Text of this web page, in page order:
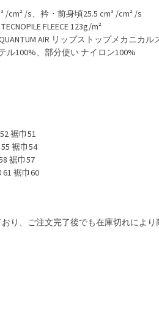
/cm² /s、衿・前身頃25.5 cm³ /cm² /s
FLEECE 123g/m²
AIR リップストップメカニカ
ル100%、部分使い ナイロン100%
裾巾51
裾巾54
裾巾57
61 裾巾60
り、ご注文完了後でも在庫切れによ